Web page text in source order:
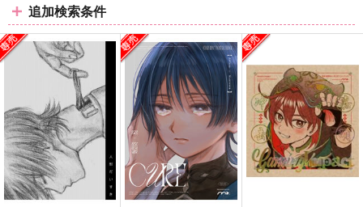
ム
表
ム
表
ム
表
追加検索条件